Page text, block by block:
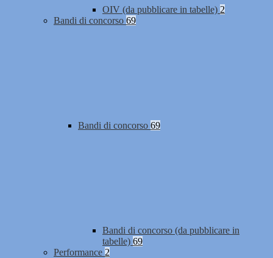
OIV (da pubblicare in tabelle) 2
Bandi di concorso 69
Bandi di concorso 69
Bandi di concorso (da pubblicare in
tabelle) 69
Performance 2